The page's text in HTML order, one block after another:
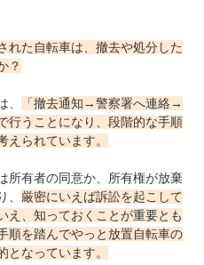
れた自転車は、撤去や処分した
？
「撤去通知→警察署へ連絡→
行うことになり、段階的な手順
えられています。
所有者の同意か、所有権が放棄
厳密にいえば訴訟を起こして
え、知っておくことが重要とも
順を踏んでやっと放置自転車の
なっています。